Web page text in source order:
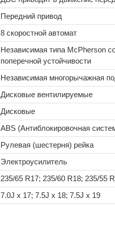
Передний привод
8 скоростной автомат
Независимая типа McPherson
поперечной устойчивости
Независимая многорычажная
Дисковые вентилируемые
Дисковые
ABS (Антиблокировочная
Рулевая (шестерня) рейка
Электроусилитель
235/65 R17; 235/60 R18; 235/55
7.0J x 17; 7.5J x 18; 7.5J x 19